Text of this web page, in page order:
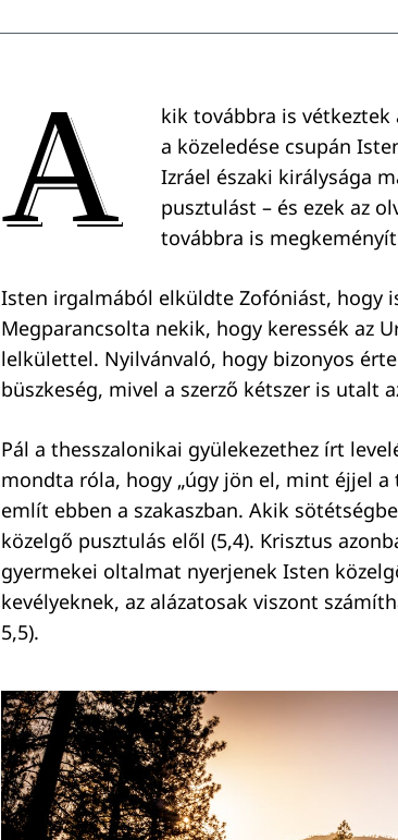
A
kik továbbra is vétkeztek
a közeledése csupán
Izráel északi királysága
pusztulást – és ezek az
továbbra is
Isten irgalmából elküldte Zofóniást, hogy
Megparancsolta nekik, hogy keressék az
lelkülettel. Nyilvánvaló, hogy bizonyos
büszkeség, mivel a szerző kétszer is utalt
Pál a thesszalonikai gyülekezethez írt
mondta róla, hogy „úgy jön el, mint éjjel a
említ ebben a szakaszban. Akik
közelgő pusztulás elől (5,4). Krisztus
gyermekei oltalmat nyerjenek Isten
kevélyeknek, az alázatosak viszont
5,5).